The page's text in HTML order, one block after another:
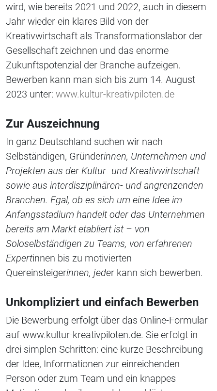
wird, wie bereits 2021 und 2022, auch in diesem
Jahr wieder ein klares Bild von der
Kreativwirtschaft als Transformationslabor der
Gesellschaft zeichnen und das enorme
Zukunftspotenzial der Branche aufzeigen.
Bewerben kann man sich bis zum 14. August
2023 unter: www.kultur-kreativpiloten.de
Zur Auszeichnung
In ganz Deutschland suchen wir nach
Selbständigen, Gründerinnen, Unternehmen und
Projekten aus der Kultur- und Kreativwirtschaft
sowie aus interdisziplinären- und angrenzenden
Branchen. Egal, ob es sich um eine Idee im
Anfangsstadium handelt oder das Unternehmen
bereits am Markt etabliert ist – von
Soloselbständigen zu Teams, von erfahrenen
Expertinnen bis zu motivierten
Quereinsteigerinnen, jeder kann sich bewerben.
Unkompliziert und einfach Bewerben
Die Bewerbung erfolgt über das Online-Formular
auf www.kultur-kreativpiloten.de. Sie erfolgt in
drei simplen Schritten: eine kurze Beschreibung
der Idee, Informationen zur einreichenden
Person oder zum Team und ein knappes